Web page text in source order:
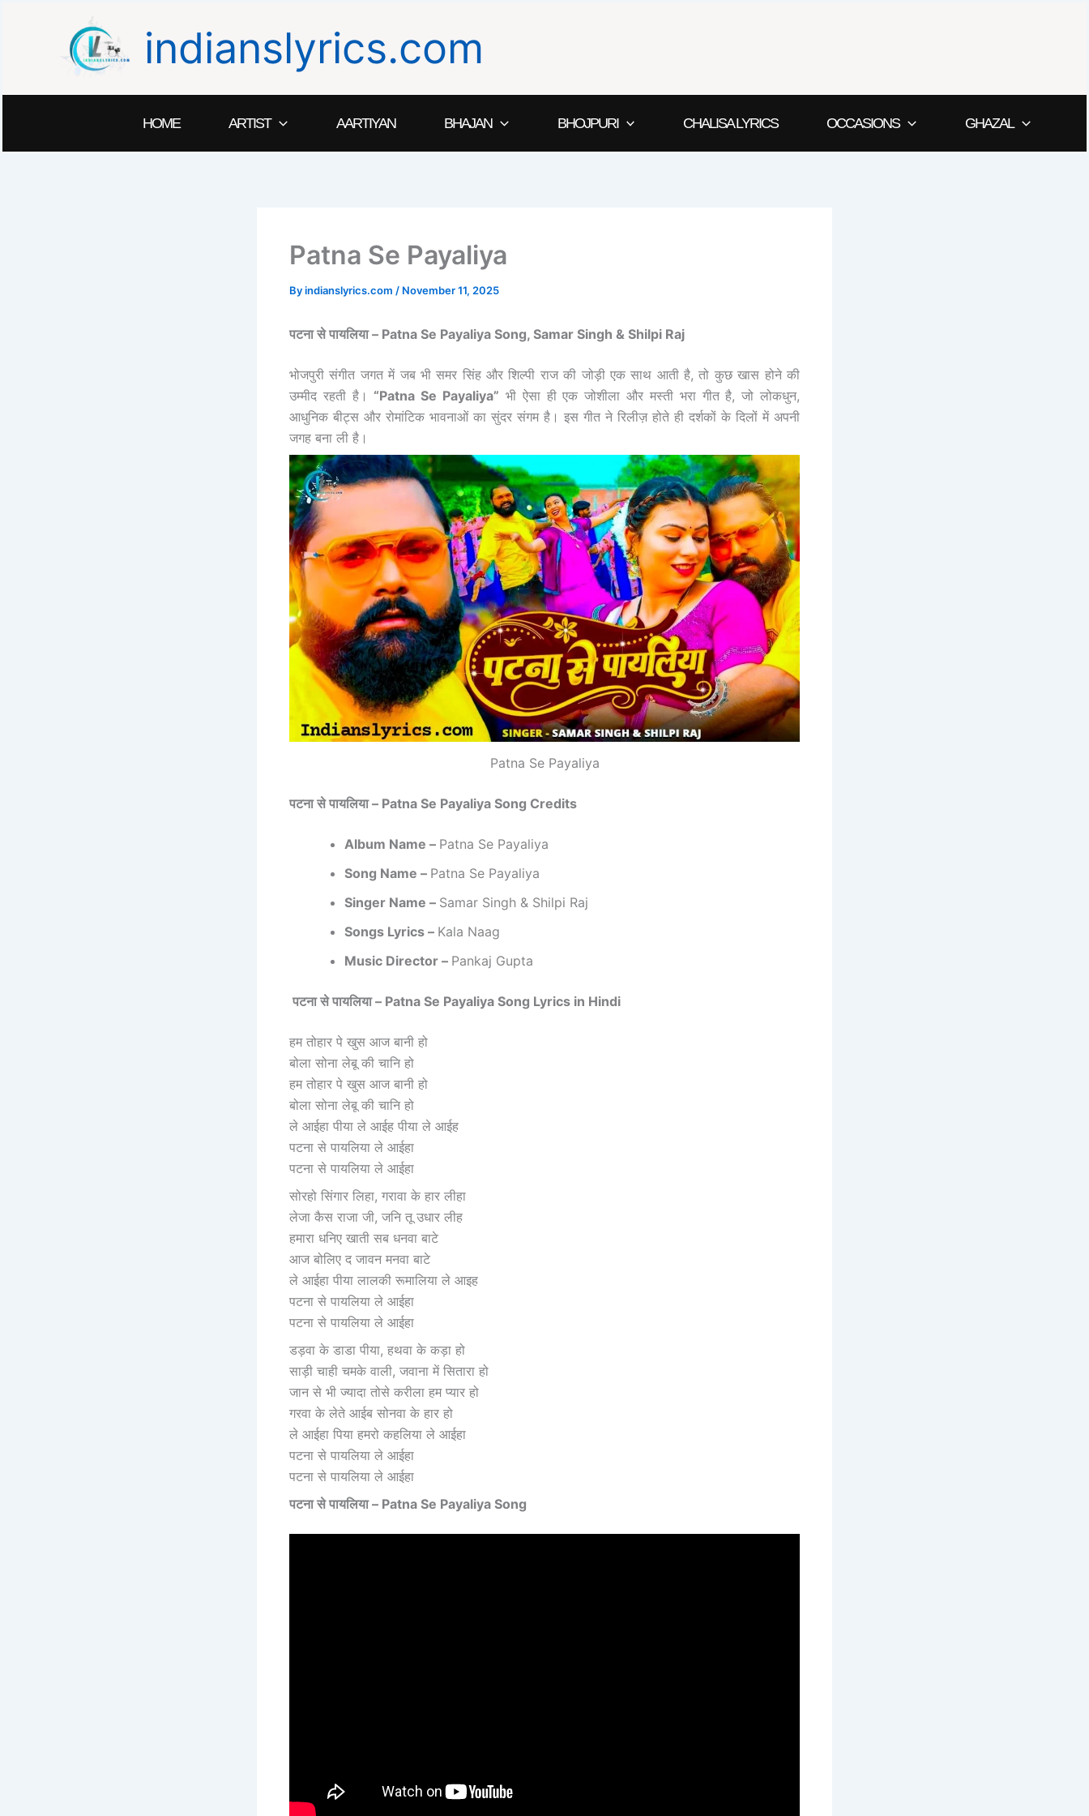
indianslyrics.com
HOME ARTIST AARTIYAN BHAJAN BHOJPURI CHALISA LYRICS OCCASIONS GHAZAL
Patna Se Payaliya
Byindianslyrics.com / November 11, 2025
पटना से पायलिया – Patna Se Payaliya Song, Samar Singh & Shilpi Raj
भोजपुरी संगीत जगत में जब भी समर सिंह और शिल्पी राज की जोड़ी एक साथ आती है, तो कुछ खास होने की
उम्मीद रहती है। “Patna Se Payaliya” भी ऐसा ही एक जोशीला और मस्ती भरा गीत है, जो लोकधुन,
आधुनिक बीट्स और रोमांटिक भावनाओं का सुंदर संगम है। इस गीत ने रिलीज़ होते ही दर्शकों के दिलों में अपनी
जगह बना ली है।
Patna Se Payaliya
पटना से पायलिया – Patna Se Payaliya Song Credits
Album Name – Patna Se Payaliya
Song Name – Patna Se Payaliya
Singer Name – Samar Singh & Shilpi Raj
Songs Lyrics – Kala Naag
Music Director – Pankaj Gupta
पटना से पायलिया – Patna Se Payaliya Song Lyrics in Hindi
हम तोहार पे खुस आज बानी हो
बोला सोना लेबू की चानि हो
हम तोहार पे खुस आज बानी हो
बोला सोना लेबू की चानि हो
ले आईहा पीया ले आईह पीया ले आईह
पटना से पायलिया ले आईहा
पटना से पायलिया ले आईहा
सोरहो सिंगार लिहा, गरावा के हार लीहा
लेजा कैस राजा जी, जनि तू उधार लीह
हमारा धनिए खाती सब धनवा बाटे
आज बोलिए द जावन मनवा बाटे
ले आईहा पीया लालकी रूमालिया ले आइह
पटना से पायलिया ले आईहा
पटना से पायलिया ले आईहा
डड़वा के डाडा पीया, हथवा के कड़ा हो
साड़ी चाही चमके वाली, जवाना में सितारा हो
जान से भी ज्यादा तोसे करीला हम प्यार हो
गरवा के लेते आईब सोनवा के हार हो
ले आईहा पिया हमरो कहलिया ले आईहा
पटना से पायलिया ले आईहा
पटना से पायलिया ले आईहा
पटना से पायलिया – Patna Se Payaliya Song